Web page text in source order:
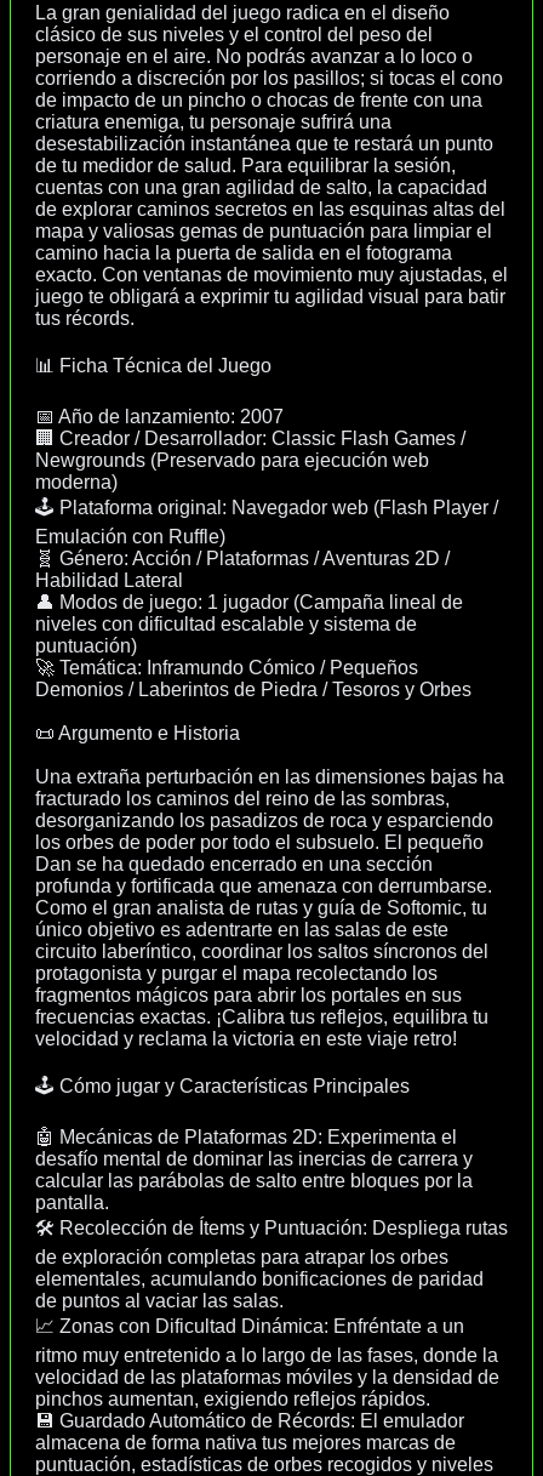
La gran genialidad del juego radica en el diseño
clásico de sus niveles y el control del peso del
personaje en el aire. No podrás avanzar a lo loco o
corriendo a discreción por los pasillos; si tocas el cono
de impacto de un pincho o chocas de frente con una
criatura enemiga, tu personaje sufrirá una
desestabilización instantánea que te restará un punto
de tu medidor de salud. Para equilibrar la sesión,
cuentas con una gran agilidad de salto, la capacidad
de explorar caminos secretos en las esquinas altas del
mapa y valiosas gemas de puntuación para limpiar el
camino hacia la puerta de salida en el fotograma
exacto. Con ventanas de movimiento muy ajustadas, el
juego te obligará a exprimir tu agilidad visual para batir
tus récords.
📊 Ficha Técnica del Juego
📅 Año de lanzamiento: 2007
🏢 Creador / Desarrollador: Classic Flash Games /
Newgrounds (Preservado para ejecución web
moderna)
🕹️ Plataforma original: Navegador web (Flash Player /
Emulación con Ruffle)
🧬 Género: Acción / Plataformas / Aventuras 2D /
Habilidad Lateral
👤 Modos de juego: 1 jugador (Campaña lineal de
niveles con dificultad escalable y sistema de
puntuación)
🚀 Temática: Inframundo Cómico / Pequeños
Demonios / Laberintos de Piedra / Tesoros y Orbes
📜 Argumento e Historia
Una extraña perturbación en las dimensiones bajas ha
fracturado los caminos del reino de las sombras,
desorganizando los pasadizos de roca y esparciendo
los orbes de poder por todo el subsuelo. El pequeño
Dan se ha quedado encerrado en una sección
profunda y fortificada que amenaza con derrumbarse.
Como el gran analista de rutas y guía de Softomic, tu
único objetivo es adentrarte en las salas de este
circuito laberíntico, coordinar los saltos síncronos del
protagonista y purgar el mapa recolectando los
fragmentos mágicos para abrir los portales en sus
frecuencias exactas. ¡Calibra tus reflejos, equilibra tu
velocidad y reclama la victoria en este viaje retro!
🕹️ Cómo jugar y Características Principales
🤖 Mecánicas de Plataformas 2D: Experimenta el
desafío mental de dominar las inercias de carrera y
calcular las parábolas de salto entre bloques por la
pantalla.
🛠️ Recolección de Ítems y Puntuación: Despliega rutas
de exploración completas para atrapar los orbes
elementales, acumulando bonificaciones de paridad
de puntos al vaciar las salas.
📈 Zonas con Dificultad Dinámica: Enfréntate a un
ritmo muy entretenido a lo largo de las fases, donde la
velocidad de las plataformas móviles y la densidad de
pinchos aumentan, exigiendo reflejos rápidos.
💾 Guardado Automático de Récords: El emulador
almacena de forma nativa tus mejores marcas de
puntuación, estadísticas de orbes recogidos y niveles